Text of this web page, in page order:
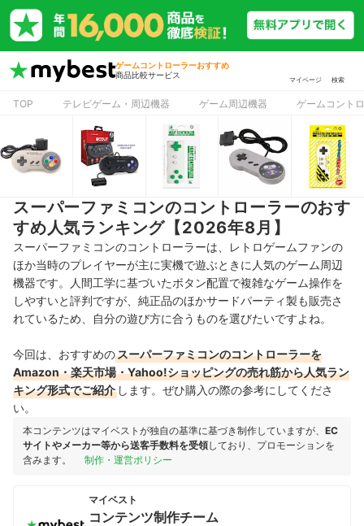
ゲームコントローラーおすすめ
商品比較サービス
マイページ 検索
TOP テレビゲーム・周辺機器 ゲーム周辺機器 ゲームコント
スーパーファミコンのコントローラーのおす
すめ人気ランキング【2026年8月】
スーパーファミコンのコントローラーは、レトロゲームファンの
ほか当時のプレイヤーが主に実機で遊ぶときに人気のゲーム周辺
機器です。人間工学に基づいたボタン配置で複雑なゲーム操作を
しやすいと評判ですが、純正品のほかサードパーティ製も販売さ
れているため、自分の遊び方に合うものを選びたいですよね。
今回は、おすすめのスーパーファミコンのコントローラーを
Amazon・楽天市場・Yahoo!ショッピングの売れ筋から人気ラン
キング形式でご紹介 します。ぜひ購入の際の参考にしてくださ
い。
本コンテンツはマイベストが独自の基準に基づき制作していますが、 EC
サイトやメーカー等から送客手数料を受領しており、プロモーションを
含みます。
制作・運営ポリシー
マイベスト
コンテンツ制作チーム